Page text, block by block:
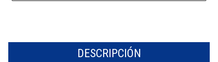
DESCRIPCIÓN